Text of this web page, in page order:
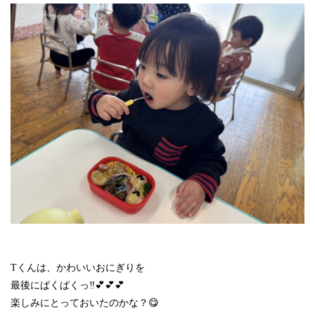
Tくんは、かわいいおにぎりを
最後にぱくぱくっ‼︎💕💕💕
楽しみにとっておいたのかな？😋